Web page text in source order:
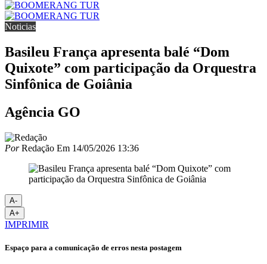
Noticias
Basileu França apresenta balé “Dom
Quixote” com participação da Orquestra
Sinfônica de Goiânia
Agência GO
PorRedação Em 14/05/2026 13:36
A-
A+
IMPRIMIR
Espaço para a comunicação de erros nesta postagem